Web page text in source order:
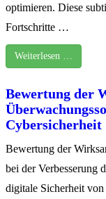
optimieren. Diese
Fortschritte …
Weiterlesen …
Bewertung der
Cybersicherheit
Bewertung der
bei der Verbesserung
digitale Sicherheit